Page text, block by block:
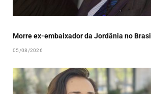
Morre ex-embaixador da Jordânia no Brasil
05/08/2026